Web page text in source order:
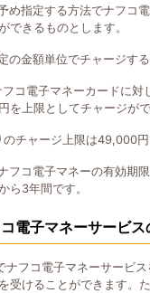
め指定する方法でナフコ
できるものとします。
の金額単位でチャージする
コ電子マネーカードに対
を上限としてチャージがで
チャージ上限は49,000円
フコ電子マネーの有効期限
ら3年間です。
電子マネーサービス
ナフコ電子マネーサービ
受けることができます。